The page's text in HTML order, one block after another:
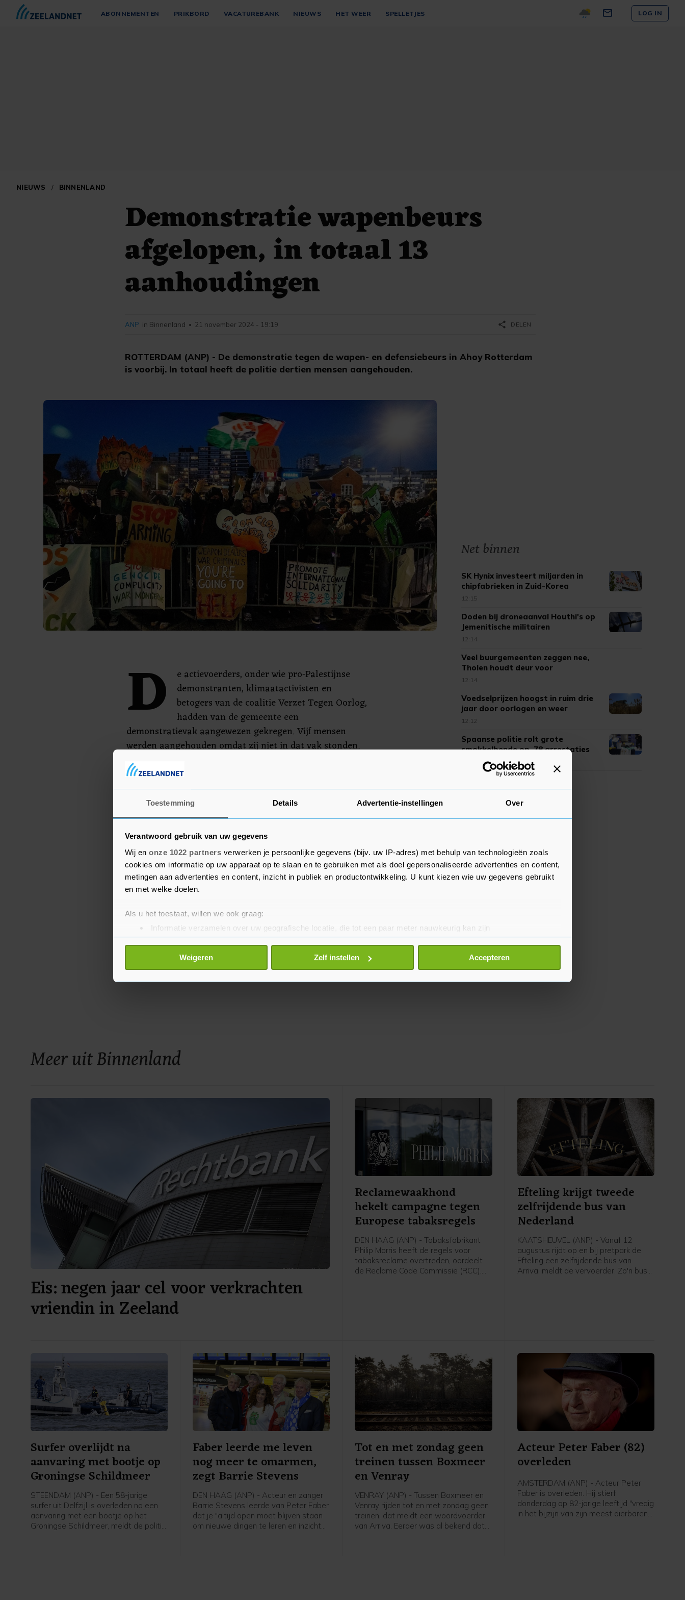
Toestemming Details Advertentie-instellingen Over
Verantwoord gebruik van uw gegevens
Wij en onze 1022 partners verwerken je persoonlijke gegevens (bijv. uw IP-adres) met behulp van technologieën zoals
cookies om informatie op uw apparaat op te slaan en te gebruiken met als doel gepersonaliseerde advertenties en content,
metingen aan advertenties en content, inzicht in publiek en productontwikkeling. U kunt kiezen wie uw gegevens gebruikt
en met welke doelen.
Als u het toestaat, willen we ook graag:
Informatie verzamelen over uw geografische locatie, die tot een paar meter nauwkeurig kan zijn
Uw apparaat identificeren door het actief te scannen op specifieke eigenschappen (fingerprinting)
Lees meer over hoe uw persoonlijke gegevens worden verwerkt en stel uw voorkeuren in het
detailgedeelte
toestemming op elk moment wijzigen of intrekken in de Cookieverklaring.
Weigeren Zelf instellen Accepteren
ABONNEMENTEN PRIKBORD VACATUREBANK NIEUWS HET WEER SPELLETJES LOG IN
NIEUWS / BINNENLAND
Demonstratie wapenbeurs
afgelopen, in totaal 13
aanhoudingen
ROTTERDAM (ANP) - De demonstratie tegen de wapen- en defensiebeurs in Ahoy Rotterdam
is voorbij. In totaal heeft de politie dertien mensen aangehouden.
ANP in Binnenland • 21 november 2024 - 19:19 share DELEN
D
e actievoerders, onder wie pro-Palestijnse
demonstranten, klimaatactivisten en
betogers van de coalitie Verzet Tegen Oorlog,
hadden van de gemeente een
demonstratievak aangewezen gekregen. Vijf mensen
werden aangehouden omdat zij niet in dat vak stonden.
Zeven demonstranten werden aangehouden om
vernieling en een iemand vanwege het beledigen van een
agent. Het is niet duidelijk of ze nog vastzitten.
Meer uit Binnenland
Eis: negen jaar cel voor verkrachten
vriendin in Zeeland
Reclamewaakhond
hekelt campagne tegen
Europese tabaksregels
DEN HAAG (ANP) - Tabaksfabrikant
Philip Morris heeft de regels voor
tabaksreclame overtreden, oordeelt
de Reclame Code Commissie (RCC),
de teksten voor de gebruikers.
Efteling krijgt tweede
zelfrijdende bus van
Nederland
KAATSHEUVEL (ANP) - Vanaf 12
augustus rijdt op en bij pretpark de
Efteling een zelfrijdende bus van
Arriva, meldt de vervoerder. Zo'n bus
Surfer overlijdt na
aanvaring met bootje op
Groningse Schildmeer
STEENDAM (ANP) - Een 58-jarige
surfer uit Delfzijl is overleden na een
aanvaring met een bootje op het
Groningse Schildmeer, meldt de politie.
Faber leerde me leven
nog meer te omarmen,
zegt Barrie Stevens
DEN HAAG (ANP) - Acteur en zanger
Barrie Stevens leerde van Peter Faber
dat je "altijd open moet blijven staan
om nieuwe dingen te leren en inzichten
Tot en met zondag geen
treinen tussen Boxmeer
en Venray
VENRAY (ANP) - Tussen Boxmeer en
Venray rijden tot en met zondag geen
treinen, dat meldt een woordvoerder
van Arriva. Eerder was al bekend dat
Acteur Peter Faber (82)
overleden
AMSTERDAM (ANP) - Acteur Peter
Faber is overleden. Hij stierf
donderdag op 82-jarige leeftijd "vredig
in het bijzijn van zijn meest dierbaren",
Net binnen
SK Hynix investeert miljarden in
chipfabrieken in Zuid-Korea
12:15
Doden bij droneaanval Houthi's op
Jemenitische militairen
12:14
Veel buurgemeenten zeggen nee,
Tholen houdt deur voor
vuurwerkshows open
12:14
Voedselprijzen hoogst in ruim drie
jaar door oorlogen en weer
12:12
Spaanse politie rolt grote
smokkelbende op, 78 arrestaties